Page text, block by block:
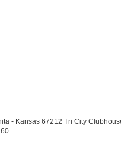
City Clubhouse 115 SE 1st St